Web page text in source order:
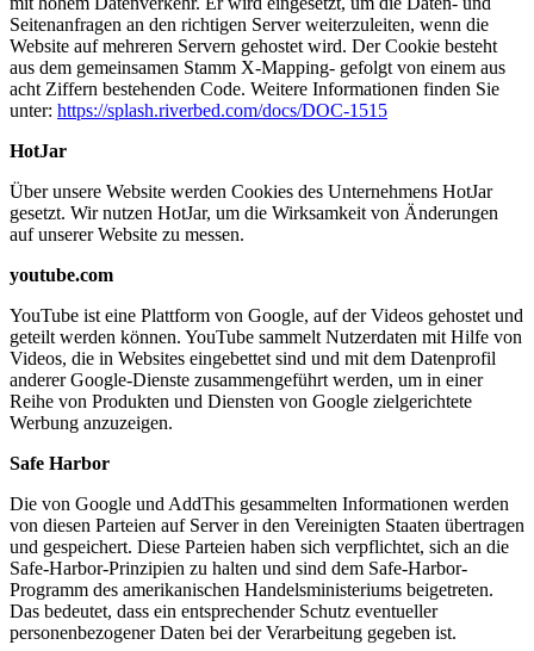
Seitenanfragen an den richtigen Server weiterzuleiten, wenn die
Website auf mehreren Servern gehostet wird. Der Cookie besteht
aus dem gemeinsamen Stamm X-Mapping- gefolgt von einem aus
acht Ziffern bestehenden Code. Weitere Informationen finden Sie
unter: https://splash.riverbed.com/docs/DOC-1515
HotJar
Über unsere Website werden Cookies des Unternehmens HotJar
gesetzt. Wir nutzen HotJar, um die Wirksamkeit von Änderungen
auf unserer Website zu messen.
youtube.com
YouTube ist eine Plattform von Google, auf der Videos gehostet und
geteilt werden können. YouTube sammelt Nutzerdaten mit Hilfe von
Videos, die in Websites eingebettet sind und mit dem Datenprofil
anderer Google-Dienste zusammengeführt werden, um in einer
Reihe von Produkten und Diensten von Google zielgerichtete
Werbung anzuzeigen.
Safe Harbor
Die von Google und AddThis gesammelten Informationen werden
von diesen Parteien auf Server in den Vereinigten Staaten übertragen
und gespeichert. Diese Parteien haben sich verpflichtet, sich an die
Safe-Harbor-Prinzipien zu halten und sind dem Safe-Harbor-
Programm des amerikanischen Handelsministeriums beigetreten.
Das bedeutet, dass ein entsprechender Schutz eventueller
personenbezogener Daten bei der Verarbeitung gegeben ist.